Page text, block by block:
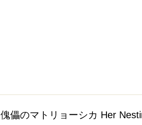
傀儡のマトリョーシカ Her